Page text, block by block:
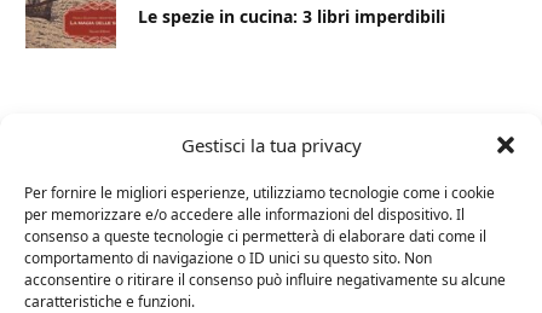
Gestisci la tua privacy
Per fornire le migliori esperienze, utilizziamo tecnologie come i cookie
per memorizzare e/o accedere alle informazioni del dispositivo. Il
consenso a queste tecnologie ci permetterà di elaborare dati come il
comportamento di navigazione o ID unici su questo sito. Non
acconsentire o ritirare il consenso può influire negativamente su alcune
caratteristiche e funzioni.
Le spezie in cucina: 3 libri imperdibili